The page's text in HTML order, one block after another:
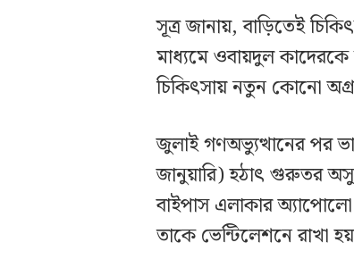
সূত্র জানায়, বাড়িতেই
মাধ্যমে ওবায়দুল কাদেরকে
চিকিৎসায় নতুন কোনো
জুলাই গণঅভ্যুত্থানের পর
জানুয়ারি) হঠাৎ গুরুতর
বাইপাস এলাকার
তাকে ভেন্টিলেশনে রাখা